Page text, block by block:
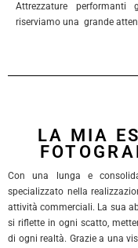
Attrezzature
riserviamo una grande
LA MIA
Con una lunga e
specializzato nella
attività commerciali. La sua
si riflette in ogni scatto,
di ogni realtà. Grazie a una